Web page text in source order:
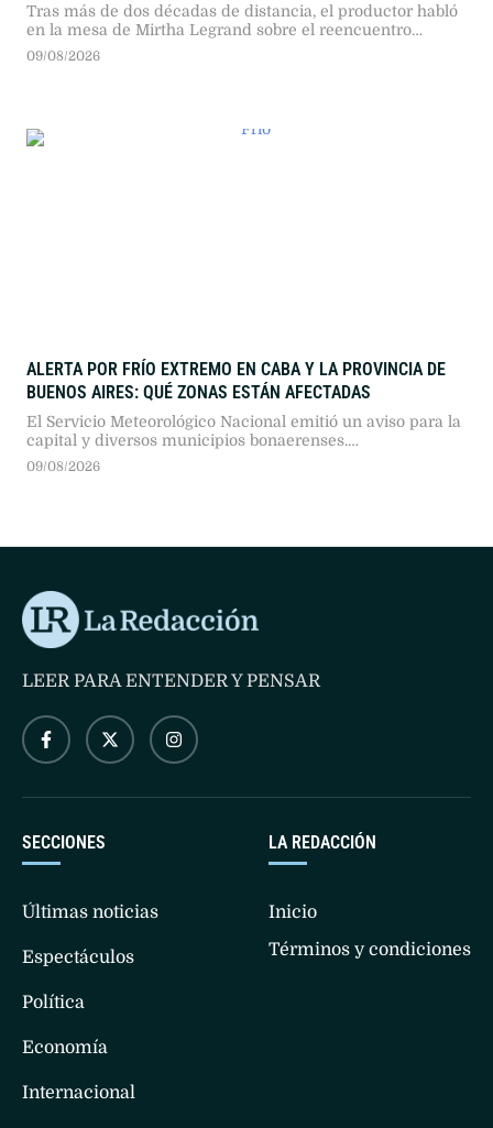
Tras más de dos décadas de distancia, el productor habló
en la mesa de Mirtha Legrand sobre el reencuentro
familiar y reconoció la carga emocional que atravesó su
09/08/2026
ALERTA POR FRÍO EXTREMO EN CABA Y LA PROVINCIA DE
BUENOS AIRES: QUÉ ZONAS ESTÁN AFECTADAS
El Servicio Meteorológico Nacional emitió un aviso para la
capital y diversos municipios bonaerenses.
Recomendaciones oficiales y cuidados clave ante las bajas
09/08/2026
LA REDACCIÓN
Inicio
Términos y condiciones
SECCIONES
Últimas noticias
Espectáculos
Política
Economía
Internacional
LEER PARA ENTENDER Y PENSAR